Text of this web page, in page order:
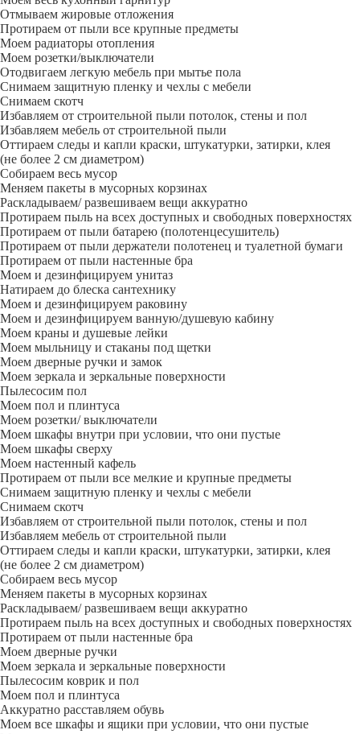
Отмываем жировые отложения
Протираем от пыли все крупные предметы
Моем радиаторы отопления
Моем розетки/выключатели
Отодвигаем легкую мебель при мытье пола
Снимаем защитную пленку и чехлы с мебели
Снимаем скотч
Избавляем от строительной пыли потолок, стены и пол
Избавляем мебель от строительной пыли
Оттираем следы и капли краски, штукатурки, затирки, клея
(не более 2 см диаметром)
Собираем весь мусор
Меняем пакеты в мусорных корзинах
Раскладываем/ развешиваем вещи аккуратно
Протираем пыль на всех доступных и свободных поверхностях
Протираем от пыли батарею (полотенцесушитель)
Протираем от пыли держатели полотенец и туалетной бумаги
Протираем от пыли настенные бра
Моем и дезинфицируем унитаз
Натираем до блеска сантехнику
Моем и дезинфицируем раковину
Моем и дезинфицируем ванную/душевую кабину
Моем краны и душевые лейки
Моем мыльницу и стаканы под щетки
Моем дверные ручки и замок
Моем зеркала и зеркальные поверхности
Пылесосим пол
Моем пол и плинтуса
Моем розетки/ выключатели
Моем шкафы внутри при условии, что они пустые
Моем шкафы сверху
Моем настенный кафель
Протираем от пыли все мелкие и крупные предметы
Снимаем защитную пленку и чехлы с мебели
Снимаем скотч
Избавляем от строительной пыли потолок, стены и пол
Избавляем мебель от строительной пыли
Оттираем следы и капли краски, штукатурки, затирки, клея
(не более 2 см диаметром)
Собираем весь мусор
Меняем пакеты в мусорных корзинах
Раскладываем/ развешиваем вещи аккуратно
Протираем пыль на всех доступных и свободных поверхностях
Протираем от пыли настенные бра
Моем дверные ручки
Моем зеркала и зеркальные поверхности
Пылесосим коврик и пол
Моем пол и плинтуса
Аккуратно расставляем обувь
Моем все шкафы и ящики при условии, что они пустые